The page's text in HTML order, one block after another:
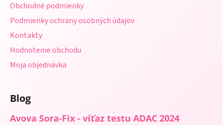
Obchodné podmienky
Podmienky ochrany osobných údajov
Kontakty
Hodnotenie obchodu
Moja objednávka
Blog
Avova Sora-Fix - víťaz testu ADAC 2024